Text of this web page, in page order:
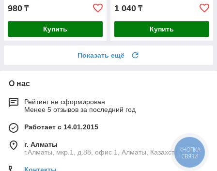
980 ₸
Купить
1 040 ₸
Купить
Показать ещё
О нас
Рейтинг не сформирован
Менее 5 отзывов за последний год
Работает с 14.01.2015
г. Алматы
г.Алматы, мкр.1, д.88, офис 1, Алматы, КазахстанКНОПКА
СВЯЗИ